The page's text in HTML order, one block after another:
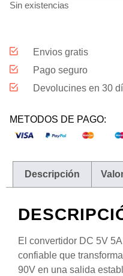
Sin existencias
Envios gratis
Pago seguro
Devolucines en 30
METODOS DE PAGO:
Descripción
El convertidor DC 5V
confiable que
90V en una salida